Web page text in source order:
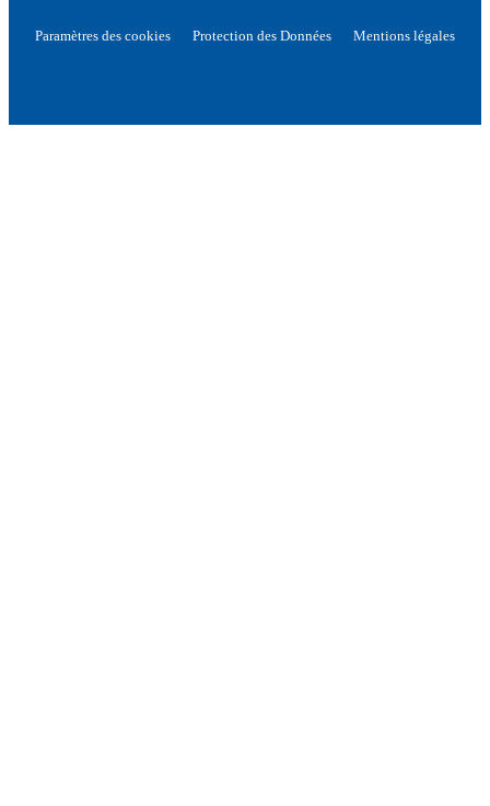
Paramètres des cookies Protection des Données Mentions légales